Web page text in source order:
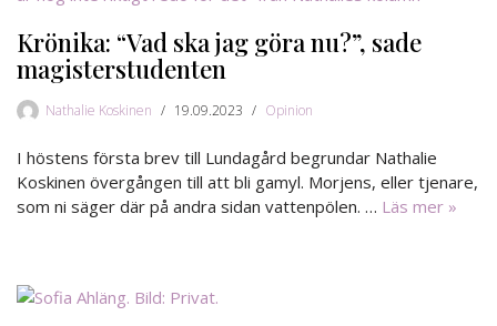
Krönika: “Vad ska jag göra nu?”, sade
magisterstudenten
Nathalie Koskinen 19.09.2023 Opinion
I höstens första brev till Lundagård begrundar Nathalie
Koskinen övergången till att bli gamyl. Morjens, eller tjenare,
som ni säger där på andra sidan vattenpölen. … Läs mer »